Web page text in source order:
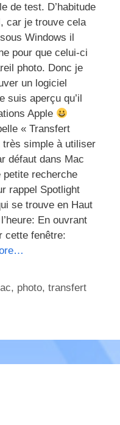
de test. D’habitude
car je trouve cela
Windows il
pour que celui-ci
photo. Donc je
un logiciel
suis aperçu qu’il
Apple
« Transfert
très simple à utiliser
défaut dans Mac
recherche
rappel Spotlight
se trouve en Haut
En ouvrant
cette fenêtre:
, photo,transfert